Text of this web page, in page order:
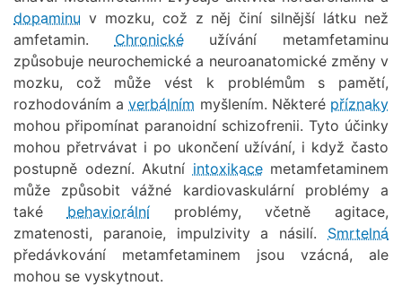
dopaminu v mozku, což z něj činí silnější látku než
amfetamin. Chronickéužívání metamfetaminu
způsobuje neurochemické a neuroanatomické změny v
mozku, což může vést k problémům s pamětí,
rozhodováním averbálním myšlením. Některé příznaky
mohou připomínat paranoidní schizofrenii. Tyto účinky
mohou přetrvávat i po ukončení užívání, i když často
postupně odezní. Akutní intoxikacemetamfetaminem
může způsobit vážné kardiovaskulární problémy a
také behaviorálníproblémy, včetně agitace,
zmatenosti, paranoie, impulzivity a násilí. Smrtelná
předávkování metamfetaminem jsou vzácná, ale
mohou se vyskytnout.